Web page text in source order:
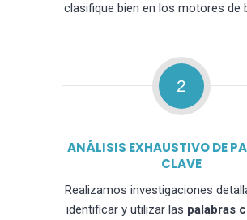
clasifique bien en los motores de
2
ANÁLISIS EXHAUSTIVO DE
CLAVE
Realizamos investigaciones
identificar y utilizar las palabras